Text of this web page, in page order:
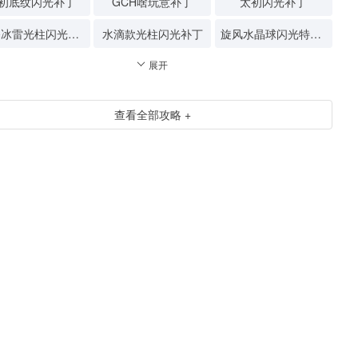
狂暴冰雷光柱闪光补丁 水滴款光柱闪光补丁 旋风水晶球闪光特效补丁
展开
查看全部攻略 +